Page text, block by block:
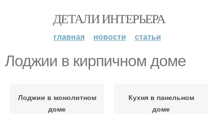
ДЕТАЛИ ИНТЕРЬЕРА
главная новости статьи
Лоджии в кирпичном доме
Лоджии в монолитном
доме
Кухня в панельном
доме